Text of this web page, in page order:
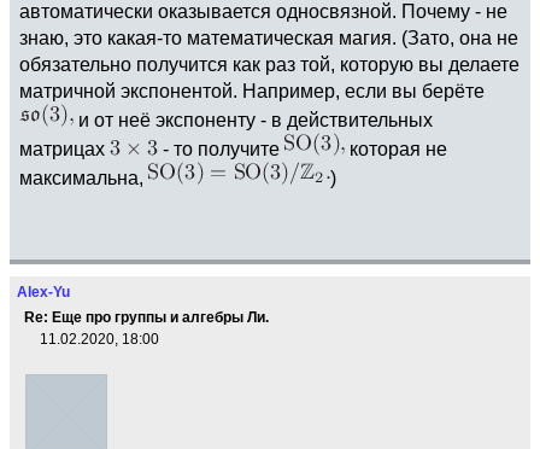
автоматически оказывается односвязной. Почему - не
знаю, это какая-то математическая магия. (Зато, она не
обязательно получится как раз той, которую вы делаете
матричной экспонентой. Например, если вы берёте
и от неё экспоненту - в действительных
матрицах
- то получите
которая не
максимальна,
)
Alex-Yu
Re: Еще про группы и алгебры Ли.
11.02.2020, 18:00